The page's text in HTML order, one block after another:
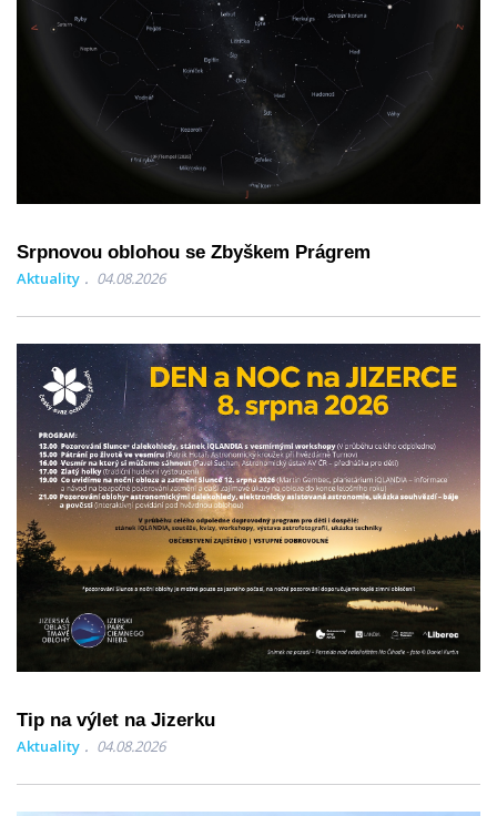
Srpnovou oblohou se Zbyškem Prágrem
Aktuality 04.08.2026
Tip na výlet na Jizerku
Aktuality 04.08.2026